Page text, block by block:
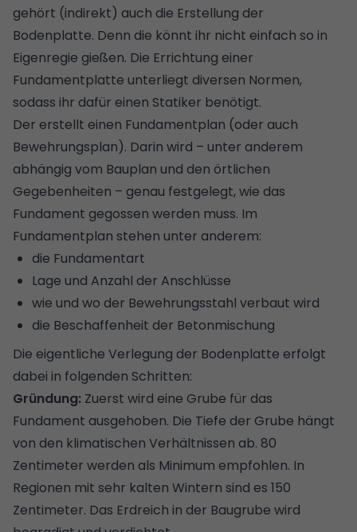
gehört (indirekt) auch die Erstellung der
Bodenplatte. Denn die könnt ihr nicht einfach so in
Eigenregie gießen. Die Errichtung einer
Fundamentplatte unterliegt diversen Normen,
sodass ihr dafür einen Statiker benötigt.
Der erstellt einen Fundamentplan (oder auch
Bewehrungsplan). Darin wird – unter anderem
abhängig vom Bauplan und den örtlichen
Gegebenheiten – genau festgelegt, wie das
Fundament gegossen werden muss. Im
Fundamentplan stehen unter anderem:
die Fundamentart
Lage und Anzahl der Anschlüsse
wie und wo der Bewehrungsstahl verbaut wird
die Beschaffenheit der Betonmischung
Die eigentliche Verlegung der Bodenplatte erfolgt
dabei in folgenden Schritten:
Gründung: Zuerst wird eine Grube für das
Fundament ausgehoben. Die Tiefe der Grube hängt
von den klimatischen Verhältnissen ab. 80
Zentimeter werden als Minimum empfohlen. In
Regionen mit sehr kalten Wintern sind es 150
Zentimeter. Das Erdreich in der Baugrube wird